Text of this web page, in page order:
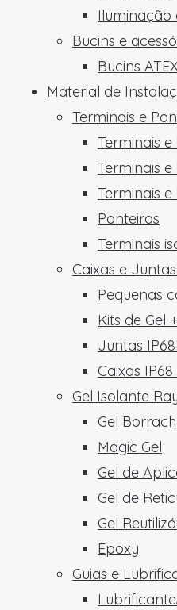
Iluminação
Bucins e
Bucins
Material de
Terminais e
Terminais
Terminais e
Terminais
Ponteiras
Terminais
Caixas e
Pequenas
Kits de Gel
Juntas
Caixas
Gel Isolante
Gel
Magic Gel
Gel de
Gel de
Gel
Epoxy
Guias e